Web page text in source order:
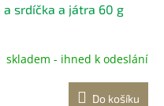
a srdíčka a játra 60 g
skladem - ihned k odeslání
Do košíku